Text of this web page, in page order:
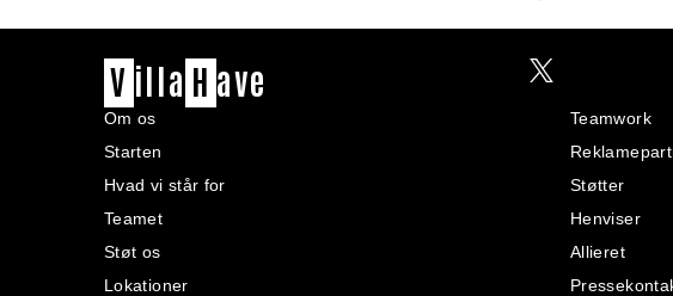
V illa H ave
Om os
Starten
Hvad vi står for
Teamet
Støt os
Lokationer
Teamwork
Støtter
Henviser
Allieret